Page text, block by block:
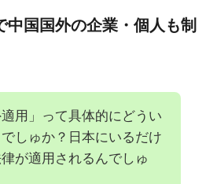
中国国外の企業・個人も制
適用」って具体的にどうい
でしゅか？日本にいるだけ
が適用されるんでしゅ